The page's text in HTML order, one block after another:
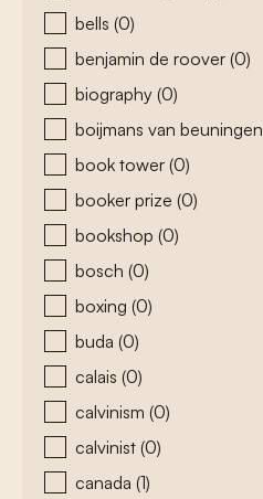
bells (0)
benjamin de roover (0)
biography (0)
boijmans van beuningen
book tower (0)
booker prize (0)
bookshop (0)
bosch (0)
boxing (0)
buda (0)
calais (0)
calvinism (0)
calvinist (0)
canada (1)